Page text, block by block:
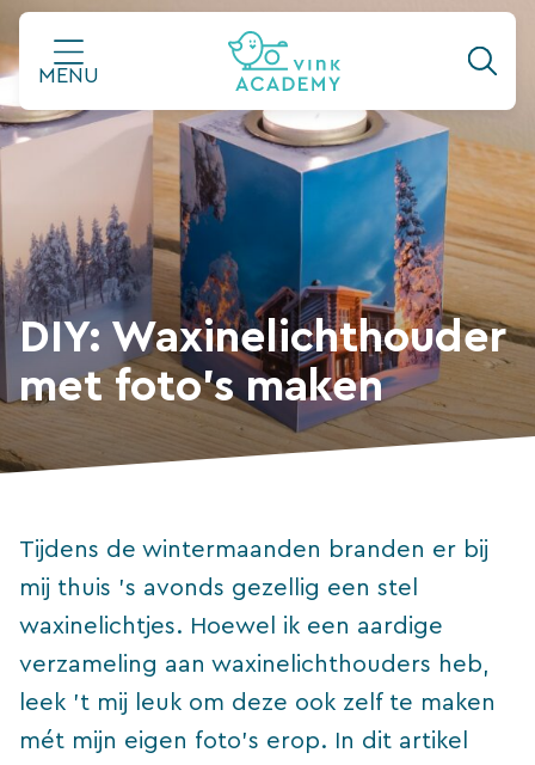
naar
de
inhoud
MENU
DIY: Waxinelichthouder
met foto’s maken
Tijdens de wintermaanden branden er bij
mij thuis ’s avonds gezellig een stel
waxinelichtjes. Hoewel ik een aardige
verzameling aan waxinelichthouders heb,
leek ’t mij leuk om deze ook zelf te maken
mét mijn eigen foto’s erop. In dit artikel